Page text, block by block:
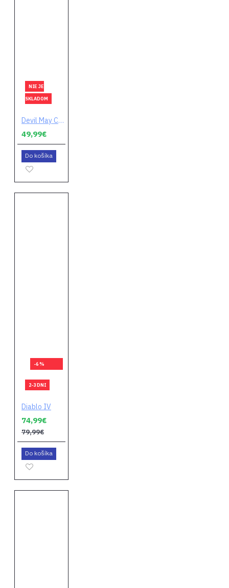
NIE JE
SKLADOM
Devil May Cry 5 (Special Edition)
49,99€
Do košíka
-6 %
2-3 DNI
Diablo IV
74,99€
79,99€
Do košíka